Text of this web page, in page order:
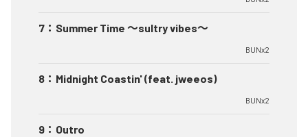
7 ： Summer Time 〜sultry vibes〜
BUNx2
8 ： Midnight Coastin' (feat. jweeos)
BUNx2
9 ： Outro